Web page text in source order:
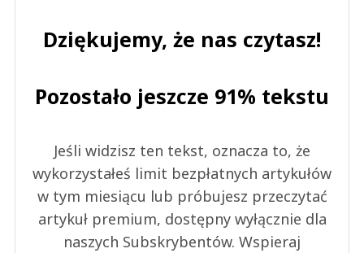
Dziękujemy, że nas czytasz!
Pozostało jeszcze 91% tekstu
Jeśli widzisz ten tekst, oznacza to, że
wykorzystałeś limit bezpłatnych artykułów
w tym miesiącu lub próbujesz przeczytać
artykuł premium, dostępny wyłącznie dla
naszych Subskrybentów. Wspieraj